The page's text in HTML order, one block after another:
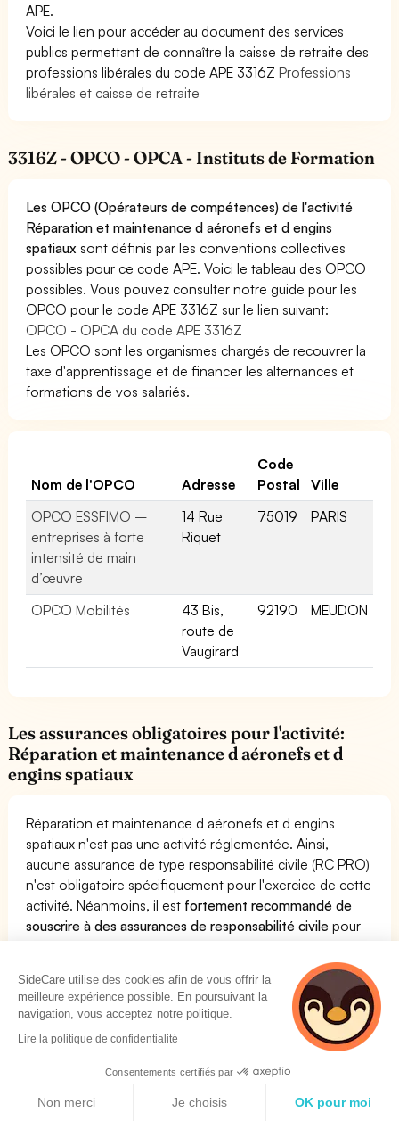
APE.
Voici le lien pour accéder au document des services
publics permettant de connaître la caisse de retraite des
professions libérales du code APE 3316ZProfessions
libérales et caisse de retraite
3316Z - OPCO - OPCA - Instituts de Formation
Les OPCO (Opérateurs de compétences) de l'activité
Réparation et maintenance d aéronefs et d engins
spatiaux sont définis par les conventions collectives
possibles pour ce code APE. Voici le tableau des OPCO
possibles. Vous pouvez consulter notre guide pour les
OPCO pour le code APE 3316Z sur le lien suivant:
OPCO - OPCA du code APE 3316Z
Les OPCO sont les organismes chargés de recouvrer la
taxe d'apprentissage et de financer les alternances et
formations de vos salariés.
Nom de l'OPCO Adresse
Code
Postal
Ville
OPCO ESSFIMO –
entreprises à forte
intensité de main
d’œuvre
14 Rue
Riquet
75019 PARIS
OPCO Mobilités
43 Bis,
route de
Vaugirard
92190 MEUDON
Les assurances obligatoires pour l'activité:
Réparation et maintenance d aéronefs et d
engins spatiaux
Réparation et maintenance d aéronefs et d engins
spatiaux n'est pas une activité réglementée. Ainsi,
aucune assurance de type responsabilité civile (RC PRO)
n'est obligatoire spécifiquement pour l'exercice de cette
activité. Néanmoins, il est fortement recommandé de
souscrire à des assurances de responsabilité civile pour
engins spatiaux. Concernant les assurances obligatoires
pour vos employés (Mutuelle Santé et Prévoyance
Collective), vous devez vous référer à votre convention
Comparez les produits et assurances les plus
pertinents pour l'activité Réparation et
SideCare utilise des cookies afin de vous offrir la
meilleure expérience possible. En poursuivant la
navigation, vous acceptez notre politique.
Lire la politique de confidentialité
Consentements certifiés par
Non merci Je choisis OK pour moi